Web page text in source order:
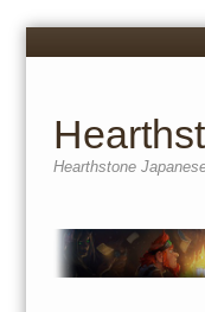
Menu
Hearthstone